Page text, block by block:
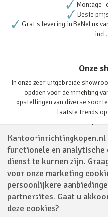
Kantoorinrichtingkopen.nl
functionele en analytische
dienst te kunnen zijn.
voor onze marketing
persoonlijkere
partnersites. Gaat u
deze cookies?
Montage-
Beste
Gratis levering in BeNeLux
incl.
Onze
In onze zeer uitgebreide
opdoen voor de inrichting
opstellingen van diverse
laatste trends
Lees